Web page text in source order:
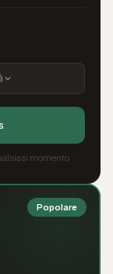
momento
Popolare